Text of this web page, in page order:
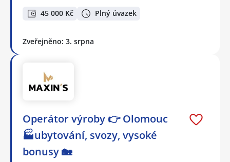
45 000 Kč Plný úvazek
Zveřejněno: 3. srpna
Operátor výroby 👉 Olomouc
🏭ubytování, svozy, vysoké
bonusy 🏡